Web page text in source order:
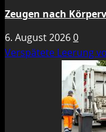
Zeugen nach
6. August 20260
Verspätete Leerung